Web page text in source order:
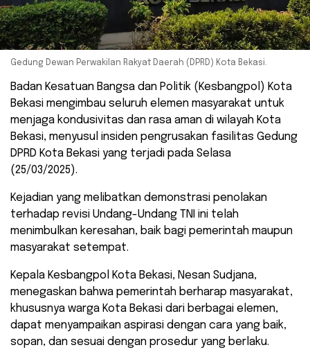
Gedung Dewan Perwakilan Rakyat Daerah (DPRD) Kota Bekasi.
Badan Kesatuan Bangsa dan Politik (Kesbangpol) Kota
Bekasi mengimbau seluruh elemen masyarakat untuk
menjaga kondusivitas dan rasa aman di wilayah Kota
Bekasi, menyusul insiden pengrusakan fasilitas Gedung
DPRD Kota Bekasi yang terjadi pada Selasa
(25/03/2025).
Kejadian yang melibatkan demonstrasi penolakan
terhadap revisi Undang-Undang TNI ini telah
menimbulkan keresahan, baik bagi pemerintah maupun
masyarakat setempat.
Kepala Kesbangpol Kota Bekasi, Nesan Sudjana,
menegaskan bahwa pemerintah berharap masyarakat,
khususnya warga Kota Bekasi dari berbagai elemen,
dapat menyampaikan aspirasi dengan cara yang baik,
sopan, dan sesuai dengan prosedur yang berlaku.